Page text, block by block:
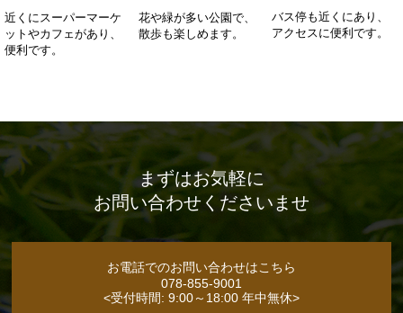
近くにスーパーマーケ
ットやカフェがあり、
便利です。
花や緑が多い公園で、
散歩も楽しめます。
バス停も近くにあり、
アクセスに便利です。
まずはお気軽に
お問い合わせくださいませ
お電話でのお問い合わせはこちら
078-855-9001
<受付時間: 9:00～18:00 年中無休>